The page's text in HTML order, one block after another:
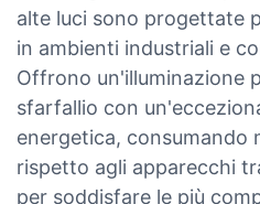
alte luci sono progettate
in ambienti industriali e
Offrono un'illuminazione
sfarfallio con
energetica, consumando
rispetto agli apparecchi
per soddisfare le più